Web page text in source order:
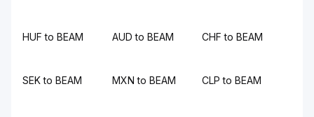
HUF to BEAM AUD to BEAM CHF to BEAM
SEK to BEAM MXN to BEAM CLP to BEAM